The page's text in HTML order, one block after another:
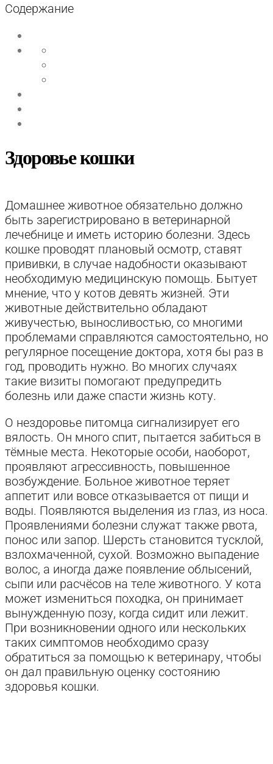
Содержание
Здоровье кошки
Домашнее животное обязательно должно
быть зарегистрировано в ветеринарной
лечебнице и иметь историю болезни. Здесь
кошке проводят плановый осмотр, ставят
прививки, в случае надобности оказывают
необходимую медицинскую помощь. Бытует
мнение, что у котов девять жизней. Эти
животные действительно обладают
живучестью, выносливостью, со многими
проблемами справляются самостоятельно, но
регулярное посещение доктора, хотя бы раз в
год, проводить нужно. Во многих случаях
такие визиты помогают предупредить
болезнь или даже спасти жизнь коту.
О нездоровье питомца сигнализирует его
вялость. Он много спит, пытается забиться в
тёмные места. Некоторые особи, наоборот,
проявляют агрессивность, повышенное
возбуждение. Больное животное теряет
аппетит или вовсе отказывается от пищи и
воды. Появляются выделения из глаз, из носа.
Проявлениями болезни служат также рвота,
понос или запор. Шерсть становится тусклой,
взлохмаченной, сухой. Возможно выпадение
волос, а иногда даже появление облысений,
сыпи или расчёсов на теле животного. У кота
может измениться походка, он принимает
вынужденную позу, когда сидит или лежит.
При возникновении одного или нескольких
таких симптомов необходимо сразу
обратиться за помощью к ветеринару, чтобы
он дал правильную оценку состоянию
здоровья кошки.